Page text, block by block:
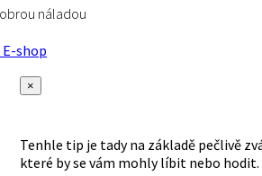
náladou
shop
×
Tenhle tip je tady na základě pečlivě
které by se vám mohly líbit nebo hodit.